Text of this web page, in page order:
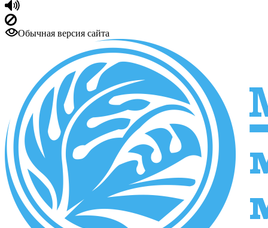
Обычная версия сайта